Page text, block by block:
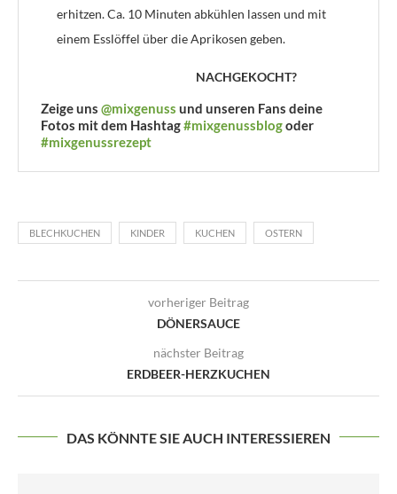
erhitzen. Ca. 10 Minuten abkühlen lassen und mit
einem Esslöffel über die Aprikosen geben.
NACHGEKOCHT?
Zeige uns @mixgenuss und unseren Fans deine
Fotos mit dem Hashtag#mixgenussblogoder
#mixgenussrezept
BLECHKUCHEN KINDER KUCHEN OSTERN
vorheriger Beitrag
DÖNERSAUCE
nächster Beitrag
ERDBEER-HERZKUCHEN
DAS KÖNNTE SIE AUCH INTERESSIEREN